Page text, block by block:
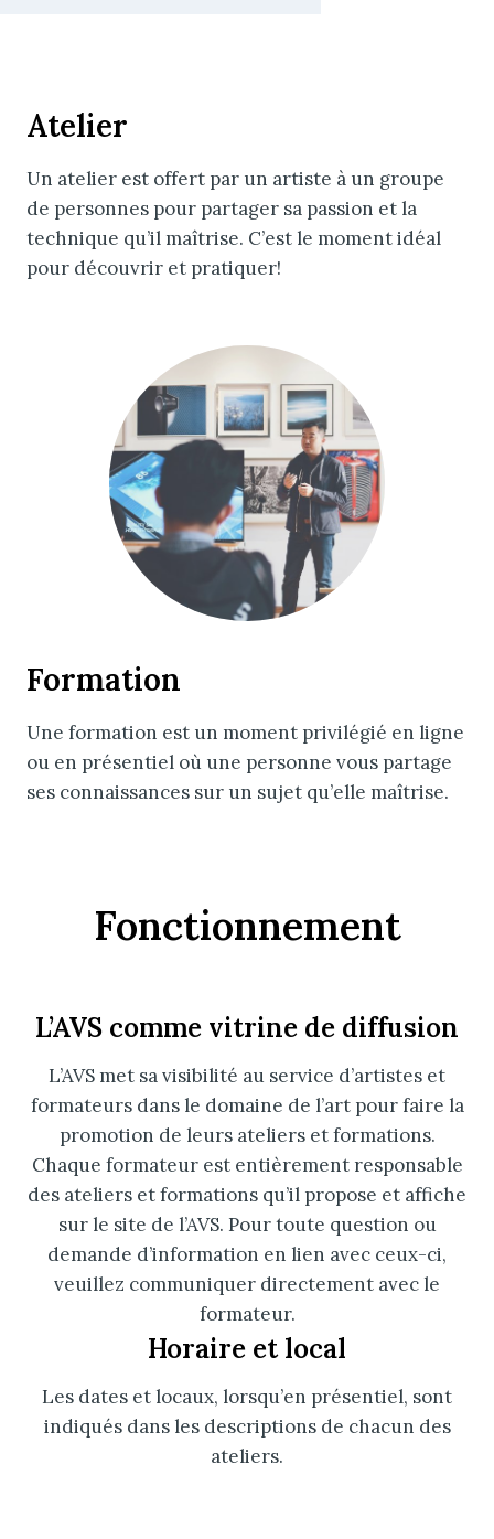
Atelier
Un atelier est offert par un artiste à un groupe
de personnes pour partager sa passion et la
technique qu’il maîtrise. C’est le moment idéal
pour découvrir et pratiquer!
Formation
Une formation est un moment privilégié en ligne
ou en présentiel où une personne vous partage
ses connaissances sur un sujet qu’elle maîtrise.
Fonctionnement
L’AVS comme vitrine de diffusion
L’AVS met sa visibilité au service d’artistes et
formateurs dans le domaine de l’art pour faire la
promotion de leurs ateliers et formations.
Chaque formateur est entièrement responsable
des ateliers et formations qu’il propose et affiche
sur le site de l’AVS. Pour toute question ou
demande d’information en lien avec ceux-ci,
veuillez communiquer directement avec le
formateur.
Horaire et local
Les dates et locaux, lorsqu’en présentiel, sont
indiqués dans les descriptions de chacun des
ateliers.